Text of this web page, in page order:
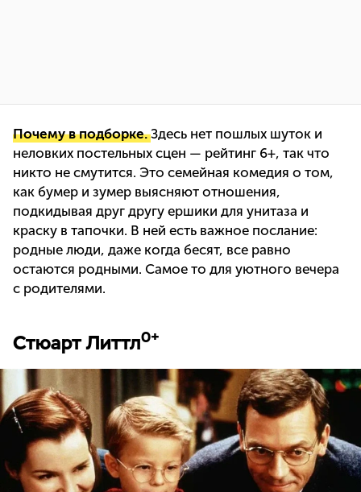
Почему в подборке.Здесь нет пошлых шуток и
неловких постельных сцен — рейтинг 6+, так что
никто не смутится. Это семейная комедия о том,
как бумер и зумер выясняют отношения,
подкидывая друг другу ершики для унитаза и
краску в тапочки. В ней есть важное послание:
родные люди, даже когда бесят, все равно
остаются родными. Самое то для уютного вечера
с родителями.
Стюарт Литтл0+